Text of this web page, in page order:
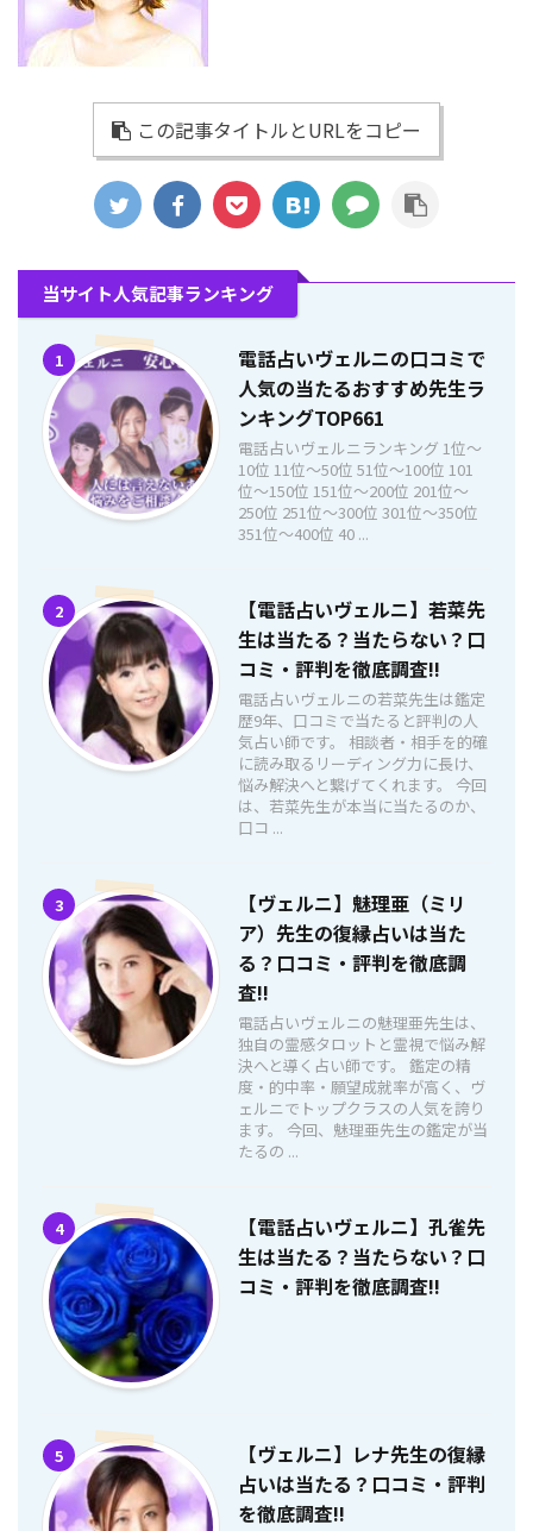
この記事タイトルとURLをコピー
当サイト人気記事ランキング
1
電話占いヴェルニの口コミで
人気の当たるおすすめ先生ラ
ンキングTOP661
電話占いヴェルニランキング 1位〜
10位 11位〜50位 51位〜100位 101
位〜150位 151位〜200位 201位〜
250位 251位〜300位 301位〜350位
351位〜400位 40 ...
2
【電話占いヴェルニ】若菜先
生は当たる？当たらない？口
コミ・評判を徹底調査!!
電話占いヴェルニの若菜先生は鑑定
歴9年、口コミで当たると評判の人
気占い師です。 相談者・相手を的確
に読み取るリーディング力に長け、
悩み解決へと繋げてくれます。 今回
は、若菜先生が本当に当たるのか、
口コ ...
3
【ヴェルニ】魅理亜（ミリ
ア）先生の復縁占いは当た
る？口コミ・評判を徹底調
査!!
電話占いヴェルニの魅理亜先生は、
独自の霊感タロットと霊視で悩み解
決へと導く占い師です。 鑑定の精
度・的中率・願望成就率が高く、ヴ
ェルニでトップクラスの人気を誇り
ます。 今回、魅理亜先生の鑑定が当
たるの ...
4
【電話占いヴェルニ】孔雀先
生は当たる？当たらない？口
コミ・評判を徹底調査!!
5
【ヴェルニ】レナ先生の復縁
占いは当たる？口コミ・評判
を徹底調査!!